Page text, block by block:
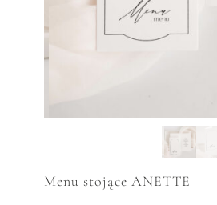
Menu stojące ANETTE